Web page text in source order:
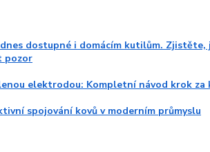
dnes dostupné i domácím kutilům.
pozor
elektrodou: Kompletní návod krok za
spojování kovů v moderním průmyslu